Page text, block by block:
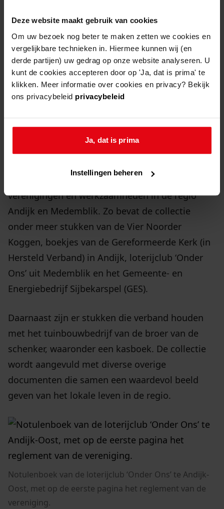
Deze website maakt gebruik van cookies
Om uw bezoek nog beter te maken zetten we cookies en
vergelijkbare technieken in. Hiermee kunnen wij (en
derde partijen) uw gedrag op onze website analyseren. U
kunt de cookies accepteren door op 'Ja, dat is prima' te
klikken. Meer informatie over cookies en privacy? Bekijk
ons privacybeleid privacybeleid
Ja, dat is prima
Instellingen beheren
De vereniging zet zich in om de uitvaart van haar
leden goed geregeld en betaalbaar te houden.
collectie de greeuw
Gedurende de maand juni zijn diverse stukken
geschonken uit de collectie De Greeuw. De
vader van de schenker was actief binnen tal van
verenigingen en werkzaamheden in de regio
Andijk en Medemblik. Zo bevat de collectie
onder meer stukken van de Vier Noorder
Koggen, boekjes van de Gereformeerde Kerk (in
Hersteld Verband) in Andijk, loterijclub ‘Onder
Ons’ uit Medemblik en het Gemeente- en
Energiebedrijf Sijbekarspel (GES).
Daarnaast zijn er stukken die verband houden
met het tuinbouwbedrijf van de broer van de
schenker, waaronder een kasboek. De collectie
wordt aangevuld met diverse overige
documenten die samen een waardevol beeld
geven van het lokale leven in de regio.
Notulenboek van de loterijclub ‘Onder Ons’ te Andijk-
Oost, met op de eerste pagina het reglement van de
vereniging.